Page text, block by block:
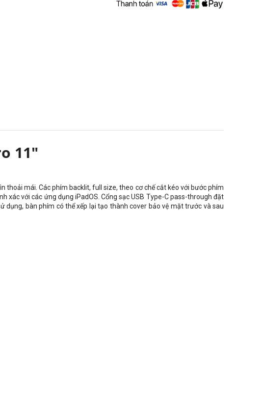
11"
thoải mái. Các phím backlit, full size, theo cơ chế cắt kéo với bước phím
với các ứng dụng iPadOS. Cổng sạc USB Type-C pass-through đặt
dụng, bàn phím có thể xếp lại tạo thành cover bảo vệ mặt trước và sau